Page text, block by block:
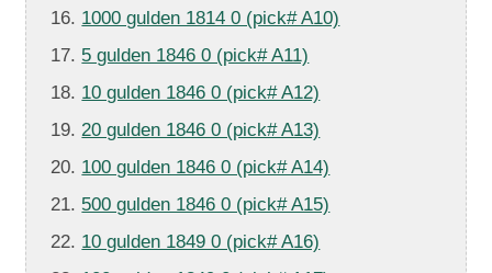
1000 gulden 1814 0 (pick# A10)
5 gulden 1846 0 (pick# A11)
10 gulden 1846 0 (pick# A12)
20 gulden 1846 0 (pick# A13)
100 gulden 1846 0 (pick# A14)
500 gulden 1846 0 (pick# A15)
10 gulden 1849 0 (pick# A16)